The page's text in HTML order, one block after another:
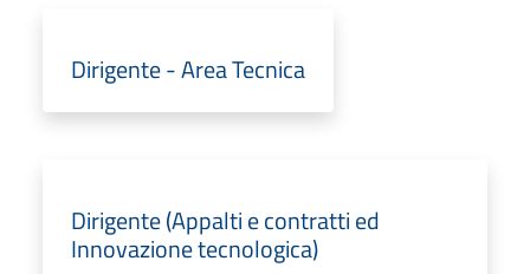
Dirigente - Area Tecnica
Dirigente (Appalti e contratti ed
Innovazione tecnologica)